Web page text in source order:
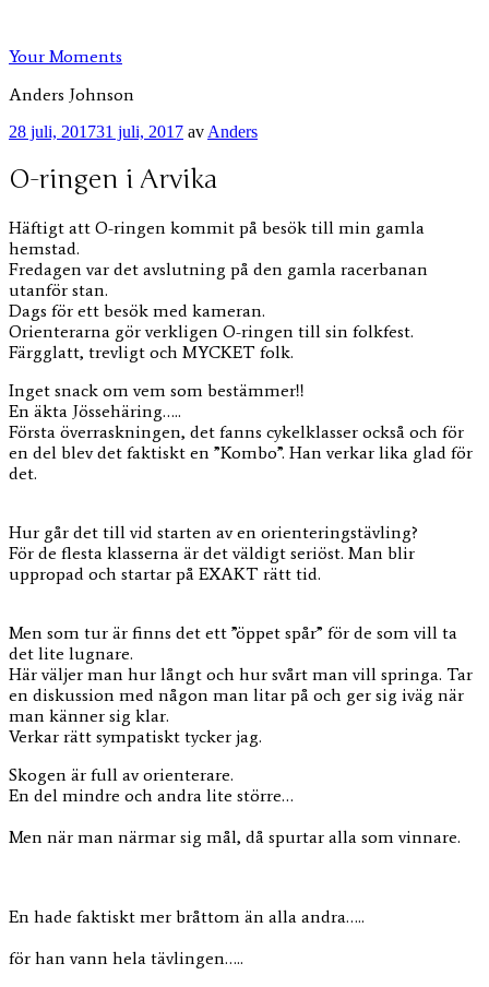
innehåll
Your Moments
Anders Johnson
Publicerat
28 juli, 201731 juli, 2017 av Anders
O-ringen i Arvika
Häftigt att O-ringen kommit på besök till min gamla
hemstad.
Fredagen var det avslutning på den gamla racerbanan
utanför stan.
Dags för ett besök med kameran.
Orienterarna gör verkligen O-ringen till sin folkfest.
Färgglatt, trevligt och MYCKET folk.
Inget snack om vem som bestämmer!!
En äkta Jössehäring…..
Första överraskningen, det fanns cykelklasser också och för
en del blev det faktiskt en ”Kombo”. Han verkar lika glad för
det.
Hur går det till vid starten av en orienteringstävling?
För de flesta klasserna är det väldigt seriöst. Man blir
uppropad och startar på EXAKT rätt tid.
Men som tur är finns det ett ”öppet spår” för de som vill ta
det lite lugnare.
Här väljer man hur långt och hur svårt man vill springa. Tar
en diskussion med någon man litar på och ger sig iväg när
man känner sig klar.
Verkar rätt sympatiskt tycker jag.
Skogen är full av orienterare.
En del mindre och andra lite större…
Men när man närmar sig mål, då spurtar alla som vinnare.
En hade faktiskt mer bråttom än alla andra…..
för han vann hela tävlingen…..